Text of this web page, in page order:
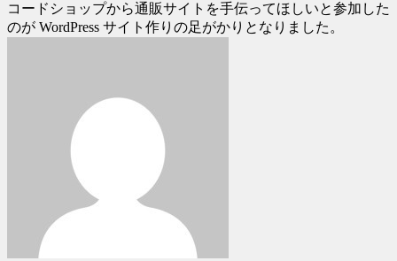
コードショップから通販サイトを手伝ってほしいと参加した
のが WordPress サイト作りの足がかりとなりました。